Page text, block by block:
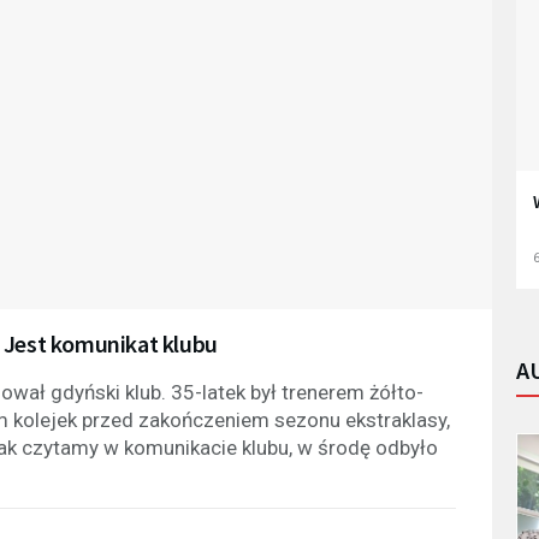
Jest komunikat klubu
gdyński klub. 35-latek był trenerem żółto-
przed zakończeniem sezonu ekstraklasy,
czytamy w komunikacie klubu, w środę odbyło